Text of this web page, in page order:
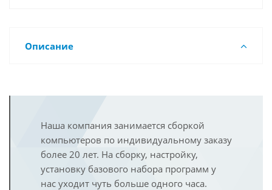
Описание
Наша компания занимается сборкой
компьютеров по индивидуальному заказу
более 20 лет. На сборку, настройку,
установку базового набора программ у
нас уходит чуть больше одного часа.